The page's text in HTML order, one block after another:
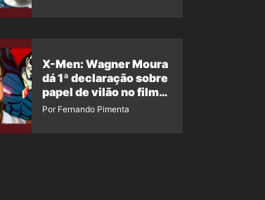
X-Men: Wagner Moura
dá 1ª declaração sobre
papel de vilão no filme
da Marvel
Por Fernando Pimenta